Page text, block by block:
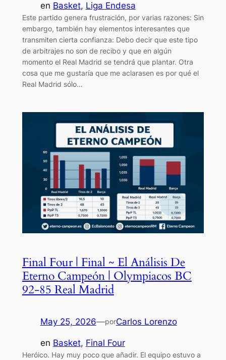
en Basket, Liga Endesa
Este partido genera frustración, por varias razones: Sin
embargo, también hay elementos interesantes que
transmiten cierta confianza: Debo decir que este tipo
de arbitrajes no son de recibo y que en algún
momento el Real Madrid se tendrá que plantar. Otra
cosa que me gustaría que me aclarasen es por qué el
Real Madrid sólo…
Final Four | Final ~ El Análisis De
Eterno Campeón | Olympiacos BC
92-85 Real Madrid
May 25, 2026—porCarlos Lorenzo
en Basket, Final Four
Heróico. Hay muy poco que añadir. El equipo estuvo a